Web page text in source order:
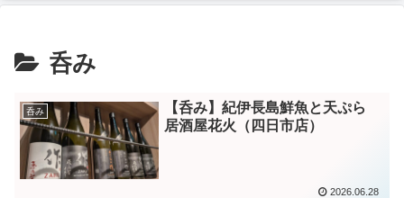
呑み
呑み
【呑み】紀伊長島鮮魚と天ぷら
居酒屋花火（四日市店）
2026.06.28